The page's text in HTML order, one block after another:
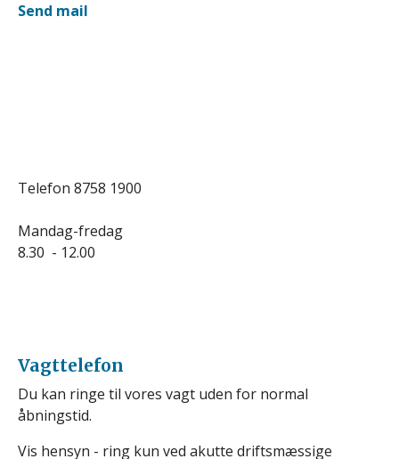
Send mail
Telefon 8758 1900
Mandag-fredag
8.30 - 12.00
Vagttelefon
Du kan ringe til vores vagt uden for normal
åbningstid.
Vis hensyn - ring kun ved akutte driftsmæssige